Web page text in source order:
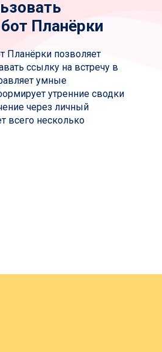
Планёрки
Планёрки позволяет
ссылку на встречу в
умные
утренние сводки
через личный
всего несколько